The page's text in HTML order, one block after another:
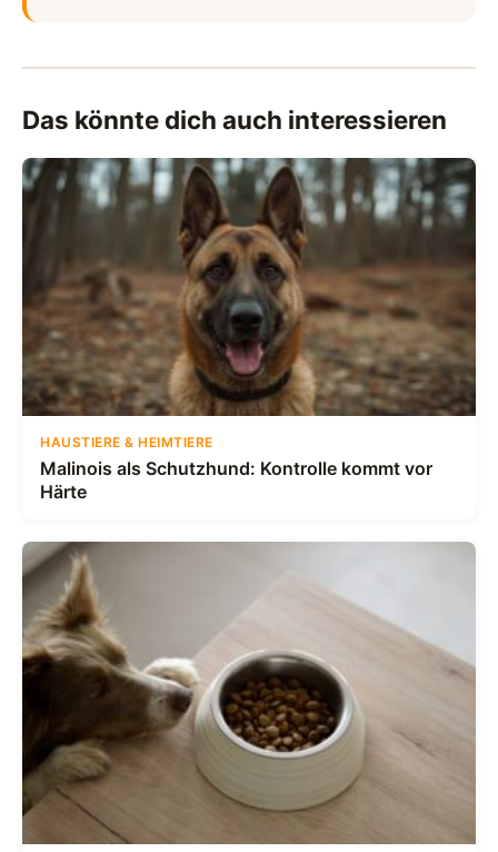
Das könnte dich auch interessieren
HAUSTIERE & HEIMTIERE
Malinois als Schutzhund: Kontrolle kommt vor
Härte